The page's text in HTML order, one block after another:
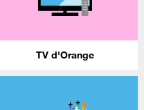
TV d'Orange